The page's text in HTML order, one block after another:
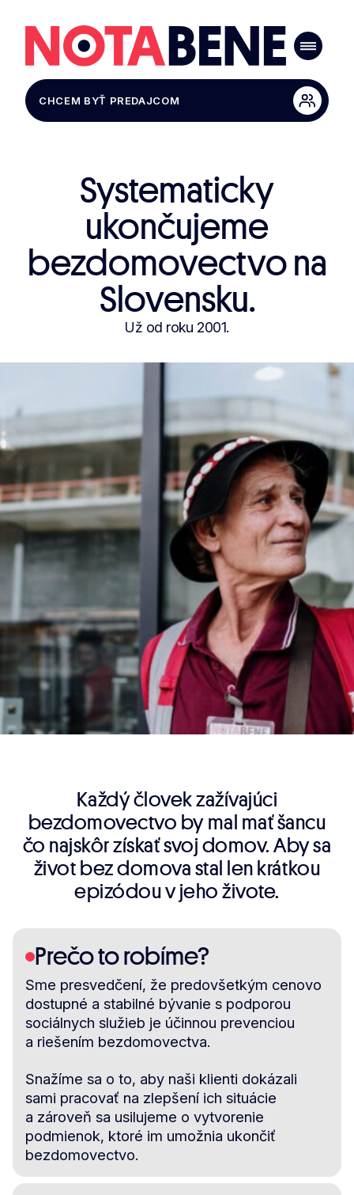
CHCEM BYŤ PREDAJCOM
Systematicky
ukončujeme
bezdomovectvo na
Slovensku.
Už od roku 2001.
Každý človek zažívajúci
bezdomovectvo by mal mať šancu
čo najskôr získať svoj domov. Aby sa
život bez domova stal len krátkou
epizódou v jeho živote.​
Prečo to robíme?
Sme presvedčení, že predovšetkým cenovo
dostupné a stabilné bývanie s podporou
sociálnych služieb je účinnou prevenciou
a riešením bezdomovectva.
Snažíme sa o to, aby naši klienti dokázali
sami pracovať na zlepšení ich situácie
a zároveň sa usilujeme o vytvorenie
podmienok, ktoré im umožnia ukončiť
bezdomovectvo.